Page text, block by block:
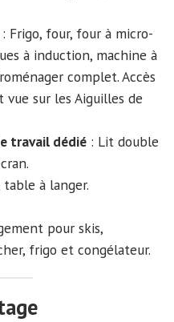
: Frigo, four, four à micro-
à induction, machine à
complet. Accès
vue sur les Aiguilles de
travail dédié : Lit double
table à langer.
pour skis,
frigo et congélateur.